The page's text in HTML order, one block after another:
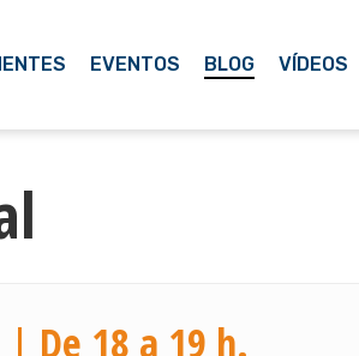
EVENTOS BLOG VÍDEOS
De 18 a 19 h.